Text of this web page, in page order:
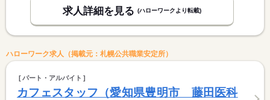
求人詳細を見る (ハローワークより転載)
ハローワーク求人（掲載元：札幌公共職業安定所）
パート・アルバイト
カフェスタッフ（愛知県豊明市 藤田医科